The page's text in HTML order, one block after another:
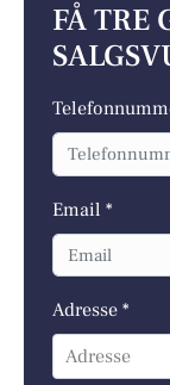
FÅ TRE
Email *
Adresse *
Adresse